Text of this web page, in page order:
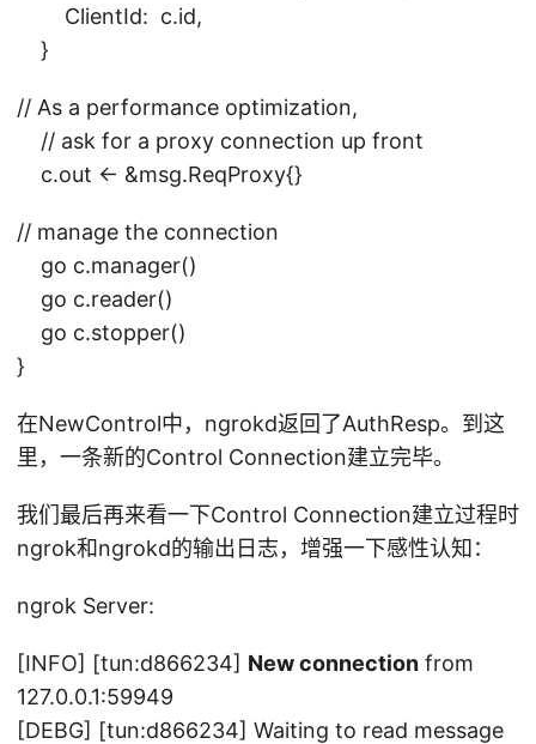
ClientId: c.id,
}
// As a performance optimization,
// ask for a proxy connection up front
c.out <- &msg.ReqProxy{}
// manage the connection
go c.manager()
go c.reader()
go c.stopper()
}
在NewControl中，ngrokd返回了AuthResp。到这
里，一条新的Control Connection建立完毕。
我们最后再来看一下Control Connection建立过程时
ngrok和ngrokd的输出日志，增强一下感性认知：
ngrok Server:
[INFO] [tun:d866234] New connection from
127.0.0.1:59949
[DEBG] [tun:d866234] Waiting to read message